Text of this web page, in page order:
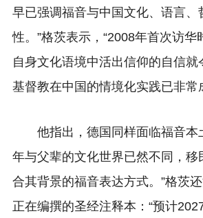
早已强调福音与中国文化、语言、
性。”格茨表示，“2008年首次访华
自身文化语境中活出信仰的自信就
基督教在中国的情境化实践已非常
他指出，德国同样面临福音本
年与父辈的文化世界已然不同，移
合其背景的福音表达方式。”格茨
正在编撰的圣经注释本：“预计